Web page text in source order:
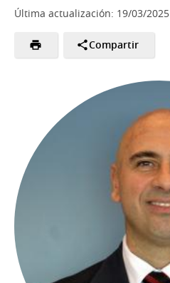
Última actualización: 19/03/2025
Compartir